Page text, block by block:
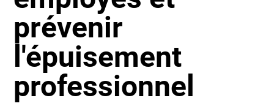
prévenir
l'épuisement
professionnel